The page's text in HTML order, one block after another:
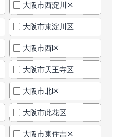
大阪市西淀川区
大阪市東淀川区
大阪市西区
大阪市天王寺区
大阪市北区
大阪市此花区
大阪市東住吉区